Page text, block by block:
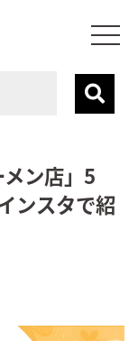
ン店」5
ンスタで紹